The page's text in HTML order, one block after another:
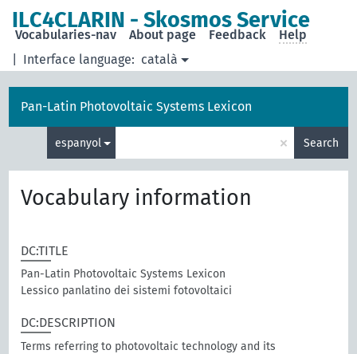
ILC4CLARIN - Skosmos Service
Interface language: català
Vocabularies-nav About page Feedback Help
Pan-Latin Photovoltaic Systems Lexicon
espanyol × Search
Vocabulary information
DC:TITLE
Pan-Latin Photovoltaic Systems Lexicon
Lessico panlatino dei sistemi fotovoltaici
DC:DESCRIPTION
Terms referring to photovoltaic technology and its